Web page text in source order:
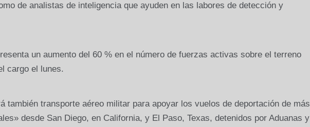
de analistas de inteligencia que ayuden en las labores de detección y
un aumento del 60 % en el número de fuerzas activas sobre el terreno
cargo el lunes.
también transporte aéreo militar para apoyar los vuelos de deportación de más
desde San Diego, en California, y El Paso, Texas, detenidos por Aduanas y